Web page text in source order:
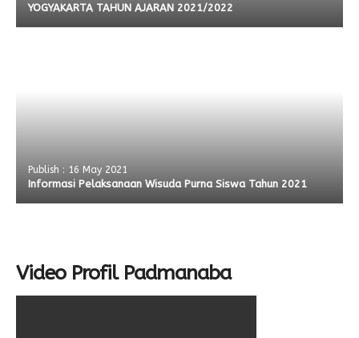
YOGYAKARTA TAHUN AJARAN 2021/2022
Publish : 16 May 2021
Informasi Pelaksanaan Wisuda Purna Siswa Tahun 2021
Video Profil Padmanaba